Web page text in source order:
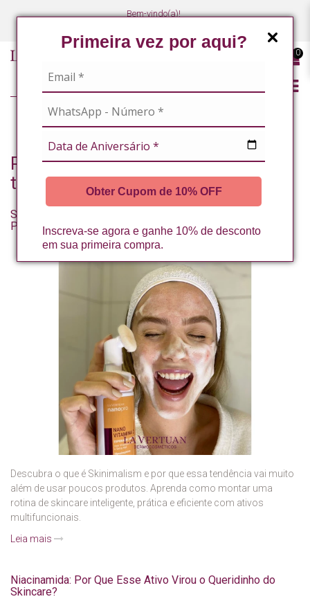
Primeira vez por aqui?
Obter Cupom de 10% OFF
Inscreva-se agora e ganhe 10% de desconto
em sua primeira compra.
Bem-vindo(a)!
0
Posts com as tags: skincare
tecnológico
Skinimalism: Não é Usar Qualquer Produto. É Usar Menos
Produtos, Melhor Escolhidos.
Descubra o que é Skinimalism e por que essa tendência vai muito
além de usar poucos produtos. Aprenda como montar uma
rotina de skincare inteligente, prática e eficiente com ativos
multifuncionais.
Leia mais
Niacinamida: Por Que Esse Ativo Virou o Queridinho do
Skincare?